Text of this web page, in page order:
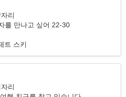
리
를 만나고 싶어 22-30
트 스키
리